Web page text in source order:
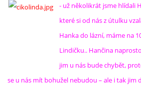
- už několikrát jsme hlídali
které si od nás z útulku
Hanka do lázní, máme na
Lindičku.. Hančina
jim u nás bude chybět,
se u nás mít bohužel nebudou – ale i tak jim